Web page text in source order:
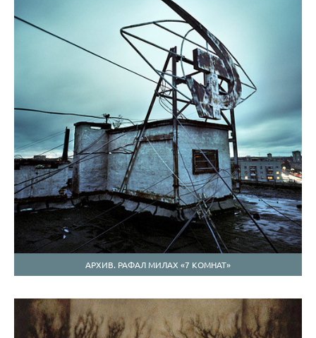
АРХИВ. РАФАЛ МИЛАХ «7 КОМНАТ»